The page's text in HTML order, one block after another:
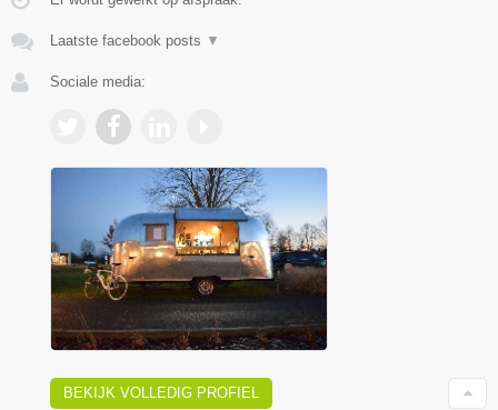
Laatste facebook posts ▼
Sociale media:
BEKIJK VOLLEDIG PROFIEL